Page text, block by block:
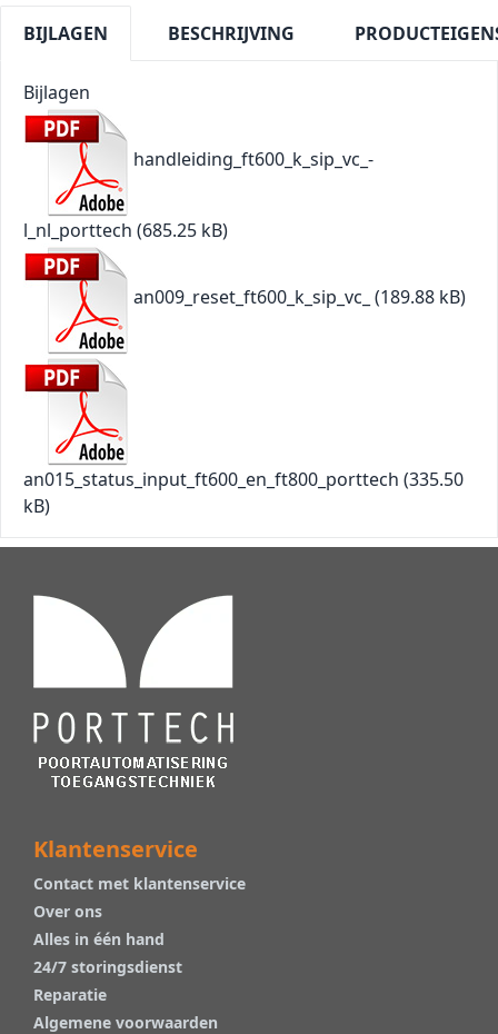
BIJLAGEN BESCHRIJVING
Bijlagen
handleiding_ft600_k_sip_vc_-
l_nl_porttech (685.25 kB)
an009_reset_ft600_k_sip_vc_ (189.88 kB)
an015_status_input_ft600_en_ft800_porttech (335.50
kB)
Klantenservice
Contact met klantenservice
Over ons
Alles in één hand
24/7 storingsdienst
Reparatie
Algemene voorwaarden